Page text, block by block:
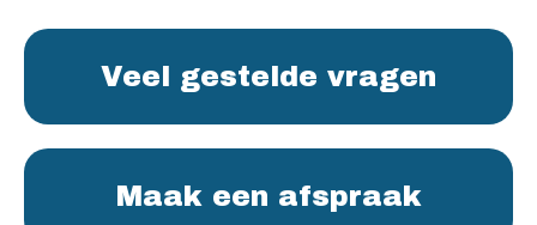
Veel gestelde vragen
Maak een afspraak